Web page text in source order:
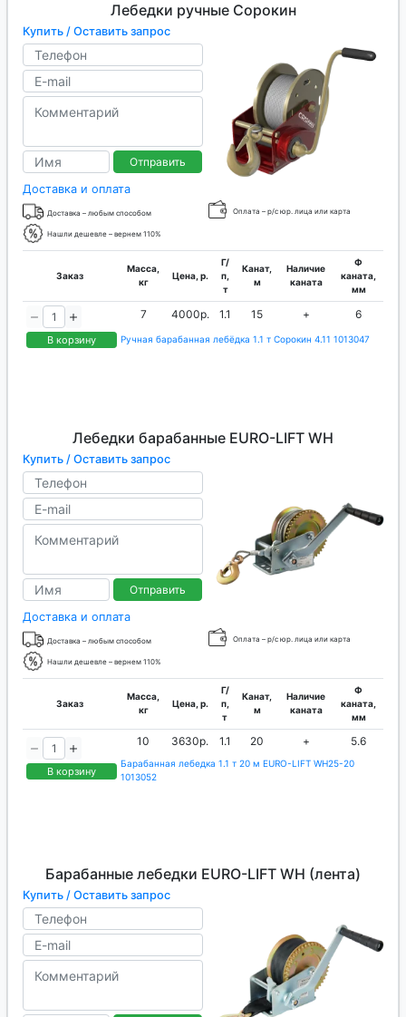
Лебедки ручные Сорокин
Купить / Оставить запрос
Отправить
Доставка и оплата
Доставка – любым способом Оплата – р/с юр. лица или карта
Нашли дешевле – вернем 110%
Заказ
Масса,
кг
Цена, р.
Г/
п,
т
Канат,
м
Наличие
каната
Ф
каната,
мм
В корзину
7 4000р. 1.1 15 + 6
Ручная барабанная лебёдка 1.1 т Сорокин 4.11 1013047
Лебедки барабанные EURO-LIFT WH
Купить / Оставить запрос
Отправить
Доставка и оплата
Доставка – любым способом Оплата – р/с юр. лица или карта
Нашли дешевле – вернем 110%
Заказ
Масса,
кг
Цена, р.
Г/
п,
т
Канат,
м
Наличие
каната
Ф
каната,
мм
В корзину
10 3630р. 1.1 20 + 5.6
Барабанная лебедка 1.1 т 20 м EURO-LIFT WH25-20
1013052
Барабанные лебедки EURO-LIFT WH (лента)
Купить / Оставить запрос